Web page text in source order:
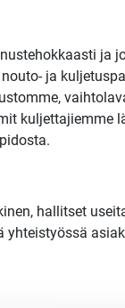
ja
ja
kuljettajiemme
hallitset
yhteistyössä